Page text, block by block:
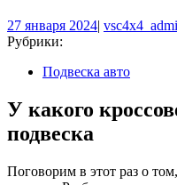
27 января 202427
|
Рубрики:
Подвеска авто
У какого
подвеска
Поговорим в этот раз о